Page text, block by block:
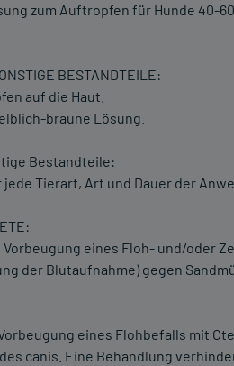
zum Auftropfen für Hunde 40-
BESTANDTEILE:
auf die Haut.
braune Lösung.
Bestandteile:
Tierart, Art und Dauer der
Vorbeugung eines Floh- und/oder
der Blutaufnahme) gegen
eines Flohbefalls mit
canis. Eine Behandlung